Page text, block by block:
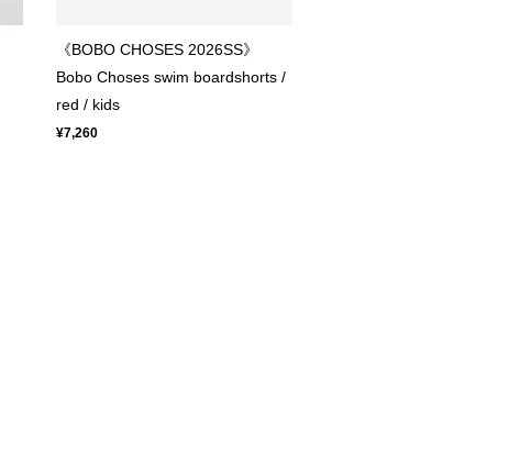
《BOBO CHOSES 2026SS》
Bobo Choses swim boardshorts /
red / kids
¥7,260